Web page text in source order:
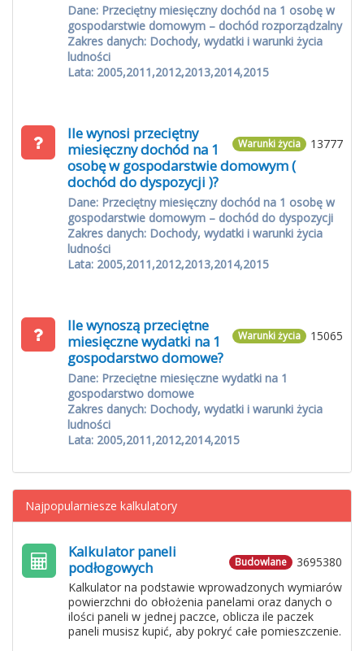
Dane: Przeciętny miesięczny dochód na 1 osobę w
gospodarstwie domowym – dochód rozporządzalny
Zakres danych: Dochody, wydatki i warunki życia
ludności
Lata: 2005,2011,2012,2013,2014,2015
13777
Warunki życia
Ile wynosi przeciętny
miesięczny dochód na 1
osobę w gospodarstwie domowym (
dochód do dyspozycji )?
Dane: Przeciętny miesięczny dochód na 1 osobę w
gospodarstwie domowym – dochód do dyspozycji
Zakres danych: Dochody, wydatki i warunki życia
ludności
Lata: 2005,2011,2012,2013,2014,2015
15065
Warunki życia
Ile wynoszą przeciętne
miesięczne wydatki na 1
gospodarstwo domowe?
Dane: Przeciętne miesięczne wydatki na 1
gospodarstwo domowe
Zakres danych: Dochody, wydatki i warunki życia
ludności
Lata: 2005,2011,2012,2014,2015
Najpopularniesze kalkulatory
3695380
Budowlane
Kalkulator paneli
podłogowych
Kalkulator na podstawie wprowadzonych wymiarów
powierzchni do obłożenia panelami oraz danych o
ilości paneli w jednej paczce, oblicza ile paczek
paneli musisz kupić, aby pokryć całe pomieszczenie.